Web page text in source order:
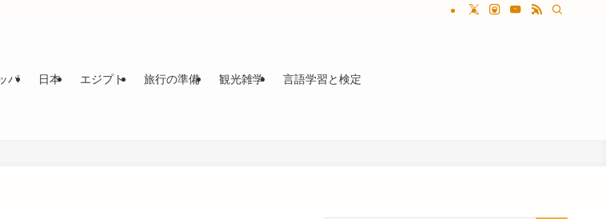
パ 日本 エジプト 旅行の準備 観光雑学 言語学習と検定